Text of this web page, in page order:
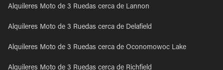
Alquileres Moto de 3 Ruedas cerca de Lannon
Alquileres Moto de 3 Ruedas cerca de Delafield
Alquileres Moto de 3 Ruedas cerca de Oconomowoc Lake
Alquileres Moto de 3 Ruedas cerca de Richfield